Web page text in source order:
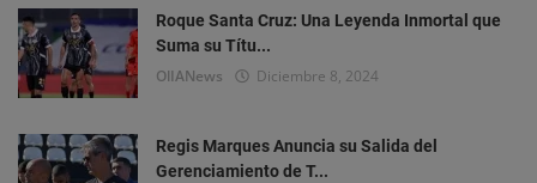
Roque Santa Cruz: Una Leyenda Inmortal que
Suma su Títu...
OlIANews Diciembre 8, 2024
Regis Marques Anuncia su Salida del
Gerenciamiento de T...